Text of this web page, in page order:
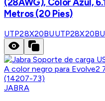
(28AWG), Color Azul, 6.1
Metros (20 Pies)
UTP28X20BUUTP28X20BU
JABRA